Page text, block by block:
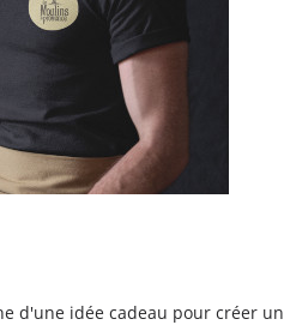
d'une idée cadeau pour créer un